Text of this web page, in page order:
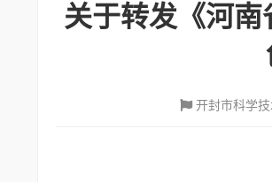
关于转发《河
开封市科学